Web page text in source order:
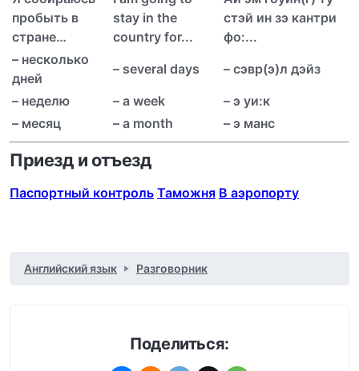
пробыть в
стране…
stay in the
country for...
стэй ин зэ кантри
фо:...
– несколько
дней
– several days – сэвр(э)л дэйз
– неделю
– a week – э уи:к
– месяц
– a month – э манс
Приезд и отъезд
Паспортный контроль Таможня В аэропорту
Английский язык Разговорник
Поделиться: